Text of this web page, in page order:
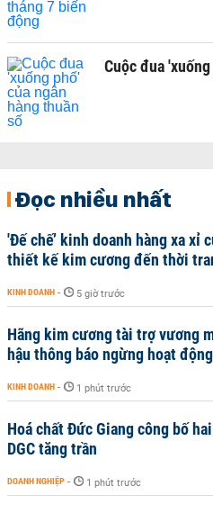
Cuộc đua
Đọc nhiều nhất
'Đế chế’ kinh doanh hàng xa xỉ
thiết kế kim cương đến thời
KINH DOANH - 5 giờ trước
Hãng kim cương tài trợ vương
hậu thông báo ngừng hoạt động
KINH DOANH - 1 phút trước
Hoá chất Đức Giang công bố
DGC tăng trần
DOANH NGHIỆP - 1 phút trước